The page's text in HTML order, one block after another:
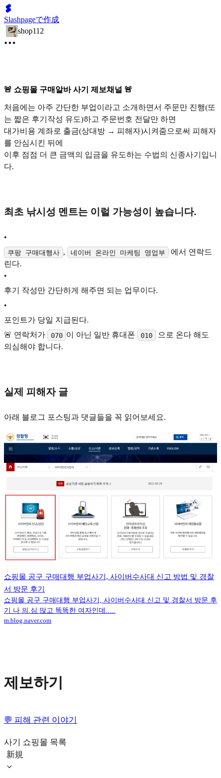
Slashpageで作成
shop112
🚨 쇼핑몰 구매알바 사기 제보채널 🚨
처음에는 아주 간단한 부업이라고 소개하면서 주문만 진행(또
는 짧은 후기작성 유도)하고 주문번호 전달만 하면
대가비용 계좌로 출금(상대방 → 피해자)시켜줌으로써 피해자
를 안심시킨 뒤에
이후 점점 더 큰 금액의 입금을 유도하는 수법의 신종사기입니
다.
최초 낚시성 멘트는 이럴 가능성이 높습니다.
•
쿠팡 구매대행사 , 네이버 온라인 마케팅 영업부
에서 연락드
린다.
•
후기 작성만 간단하게 해주면 되는 업무이다.
•
포인트가 당일 지급된다.
🚨 연락처가
070 이 아닌 일반 휴대폰 010
으로 온다 해도
의심해야 합니다.
실제 피해자 글
아래 블로그 포스팅과 댓글들을 꼭 읽어보세요.
쇼핑몰 공구 구매대행 부업사기, 사이버수사대 신고 방법 및 경찰
서 방문 후기
쇼핑몰 공구 구매대행 부업사기, 사이버수사대 신고 및 경찰서 방문 후
기 나 의.심 많고 똑똑한 여자인데.....
m.blog.naver.com
제보하기
💬 피해 관련 이야기
사기 쇼핑몰 목록
新規